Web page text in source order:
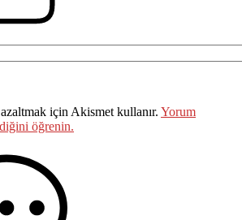
için Akismet kullanır. Yorum
öğrenin.